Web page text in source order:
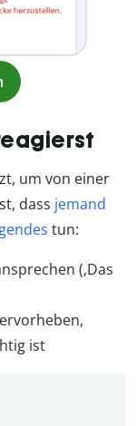
um von einer
dass jemand
tun:
(‚Das
ist